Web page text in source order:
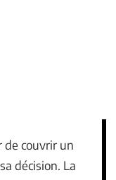
de couvrir un
décision. La